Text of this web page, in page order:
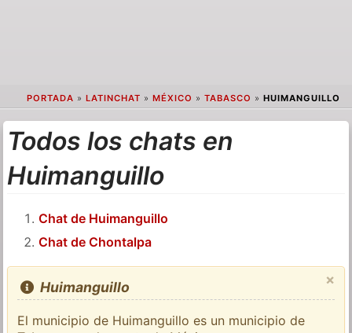
PORTADA » LATINCHAT » MÉXICO » TABASCO » HUIMANGUILLO
Todos los chats en
Huimanguillo
Chat de Huimanguillo
Chat de Chontalpa
×
Huimanguillo
El municipio de Huimanguillo es un municipio de